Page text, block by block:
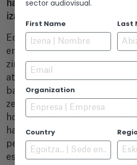
harrera espero duzu
izango duten lehen topaketa
Ederra da Malagako
ematea. Lehen filmarekin
zinema-aretoetan izan zuen
ataria izan zen. Ez da
baina erritual hori
zela sentitu nuen, eta oso
horregatik. Gainera, oso
haurrentzat edo familientzat
pentsatutako film bati
espazio garrantzitsu bat
sector audiovisual.
First Name Last
Email
Organization
Country